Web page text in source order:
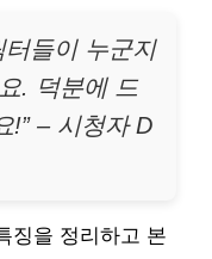
터들이 누군지
. 덕분에 드
!” – 시청자 D
징을 정리하고 본